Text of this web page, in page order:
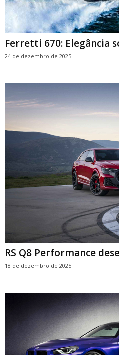
Ferretti 670: Elegância
24 de dezembro de 2025
RS Q8 Performance
18 de dezembro de 2025